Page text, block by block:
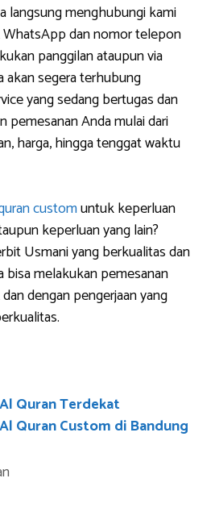
langsung menghubungi kami
dan nomor telepon
panggilan ataupun via
akan segera terhubung
yang sedang bertugas dan
pemesanan Anda mulai dari
harga, hingga tenggat waktu
customuntuk keperluan
keperluan yang lain?
Usmani yang berkualitas dan
bisa melakukan pemesanan
dengan pengerjaan yang
Quran Terdekat
Quran Custom di Bandung